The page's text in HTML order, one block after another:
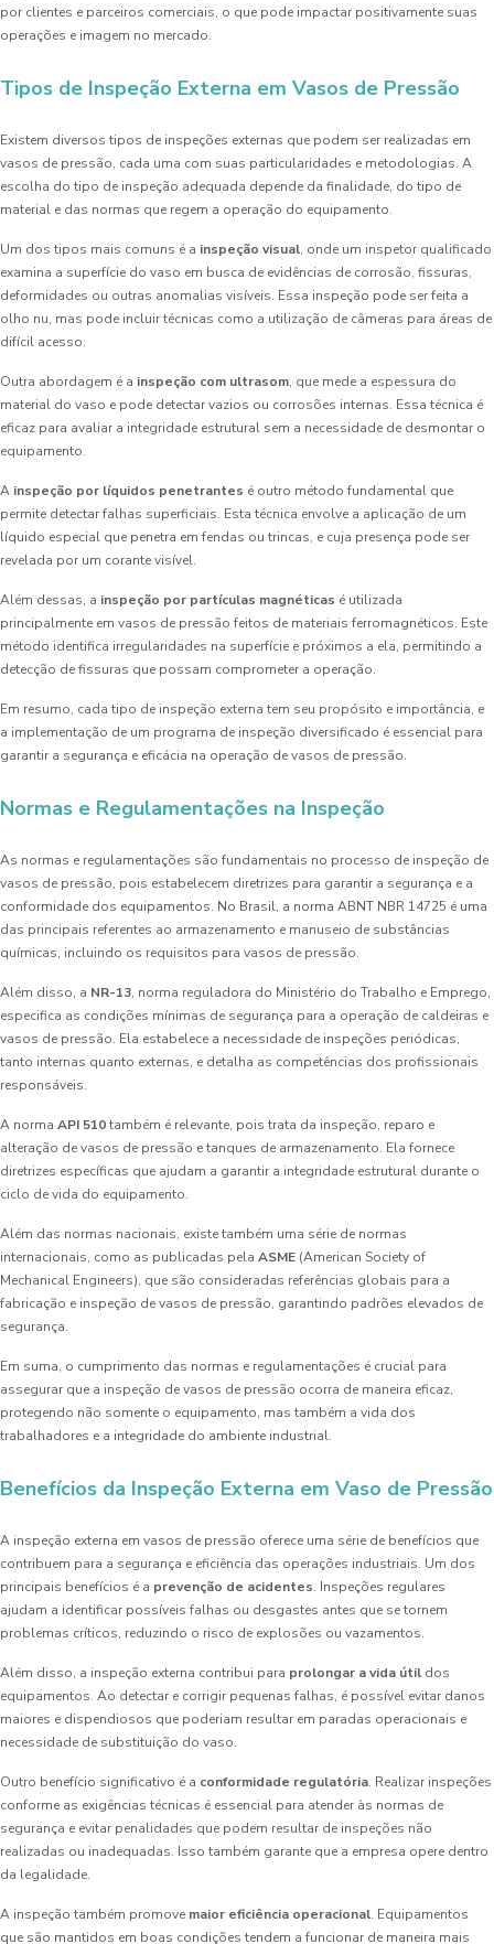
por clientes e parceiros comerciais, o que pode impactar positivamente suas
operações e imagem no mercado.
Tipos de Inspeção Externa em Vasos de Pressão
Existem diversos tipos de inspeções externas que podem ser realizadas em
vasos de pressão, cada uma com suas particularidades e metodologias. A
escolha do tipo de inspeção adequada depende da finalidade, do tipo de
material e das normas que regem a operação do equipamento.
Um dos tipos mais comuns é a inspeção visual, onde um inspetor qualificado
examina a superfície do vaso em busca de evidências de corrosão, fissuras,
deformidades ou outras anomalias visíveis. Essa inspeção pode ser feita a
olho nu, mas pode incluir técnicas como a utilização de câmeras para áreas de
difícil acesso.
Outra abordagem é a inspeção com ultrasom, que mede a espessura do
material do vaso e pode detectar vazios ou corrosões internas. Essa técnica é
eficaz para avaliar a integridade estrutural sem a necessidade de desmontar o
equipamento.
A inspeção por líquidos penetrantes é outro método fundamental que
permite detectar falhas superficiais. Esta técnica envolve a aplicação de um
líquido especial que penetra em fendas ou trincas, e cuja presença pode ser
revelada por um corante visível.
Além dessas, a inspeção por partículas magnéticas é utilizada
principalmente em vasos de pressão feitos de materiais ferromagnéticos. Este
método identifica irregularidades na superfície e próximos a ela, permitindo a
detecção de fissuras que possam comprometer a operação.
Em resumo, cada tipo de inspeção externa tem seu propósito e importância, e
a implementação de um programa de inspeção diversificado é essencial para
garantir a segurança e eficácia na operação de vasos de pressão.
Normas e Regulamentações na Inspeção
As normas e regulamentações são fundamentais no processo de inspeção de
vasos de pressão, pois estabelecem diretrizes para garantir a segurança e a
conformidade dos equipamentos. No Brasil, a norma ABNT NBR 14725 é uma
das principais referentes ao armazenamento e manuseio de substâncias
químicas, incluindo os requisitos para vasos de pressão.
Além disso, a NR-13, norma reguladora do Ministério do Trabalho e Emprego,
especifica as condições mínimas de segurança para a operação de caldeiras e
vasos de pressão. Ela estabelece a necessidade de inspeções periódicas,
tanto internas quanto externas, e detalha as competências dos profissionais
responsáveis.
A norma API 510também é relevante, pois trata da inspeção, reparo e
alteração de vasos de pressão e tanques de armazenamento. Ela fornece
diretrizes específicas que ajudam a garantir a integridade estrutural durante o
ciclo de vida do equipamento.
Além das normas nacionais, existe também uma série de normas
internacionais, como as publicadas pela ASME (American Society of
Mechanical Engineers), que são consideradas referências globais para a
fabricação e inspeção de vasos de pressão, garantindo padrões elevados de
segurança.
Em suma, o cumprimento das normas e regulamentações é crucial para
assegurar que a inspeção de vasos de pressão ocorra de maneira eficaz,
protegendo não somente o equipamento, mas também a vida dos
trabalhadores e a integridade do ambiente industrial.
Benefícios da Inspeção Externa em Vaso de Pressão
A inspeção externa em vasos de pressão oferece uma série de benefícios que
contribuem para a segurança e eficiência das operações industriais. Um dos
principais benefícios é a prevenção de acidentes. Inspeções regulares
ajudam a identificar possíveis falhas ou desgastes antes que se tornem
problemas críticos, reduzindo o risco de explosões ou vazamentos.
Além disso, a inspeção externa contribui para prolongar a vida útil dos
equipamentos. Ao detectar e corrigir pequenas falhas, é possível evitar danos
maiores e dispendiosos que poderiam resultar em paradas operacionais e
necessidade de substituição do vaso.
Outro benefício significativo é a conformidade regulatória. Realizar inspeções
conforme as exigências técnicas é essencial para atender às normas de
segurança e evitar penalidades que podem resultar de inspeções não
realizadas ou inadequadas. Isso também garante que a empresa opere dentro
da legalidade.
A inspeção também promove maior eficiência operacional. Equipamentos
que são mantidos em boas condições tendem a funcionar de maneira mais